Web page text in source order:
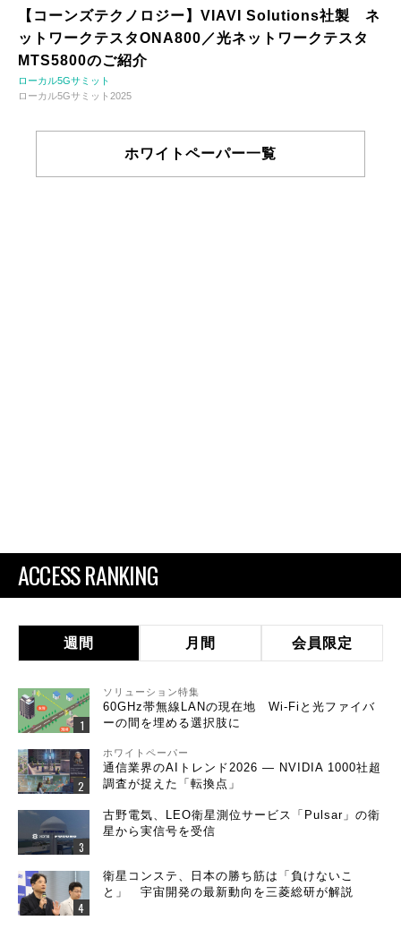
【コーンズテクノロジー】VIAVI Solutions社製 ネ
ットワークテスタONA800／光ネットワークテスタ
MTS5800のご紹介
ローカル5Gサミット
ローカル5Gサミット2025
ホワイトペーパー一覧
ACCESS RANKING
週間 月間 会員限定
ソリューション特集
60GHz帯無線LANの現在地 Wi-Fiと光ファイバ
ーの間を埋める選択肢に
ホワイトペーパー
通信業界のAIトレンド2026 ― NVIDIA 1000社超
調査が捉えた「転換点」
古野電気、LEO衛星測位サービス「Pulsar」の衛
星から実信号を受信
衛星コンステ、日本の勝ち筋は「負けないこ
と」 宇宙開発の最新動向を三菱総研が解説